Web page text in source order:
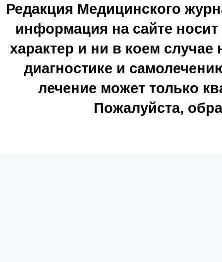
Редакция Медицинского
информация на сайте
характер и ни в коем
диагностике и
лечение может только
Пожалуйста,